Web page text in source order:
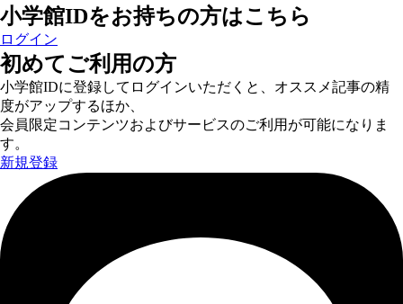
小学館IDをお持ちの方はこちら
ログイン
初めてご利用の方
小学館IDに登録してログインいただくと、オススメ記事の精
度がアップするほか、
会員限定コンテンツおよびサービスのご利用が可能になりま
す。
新規登録